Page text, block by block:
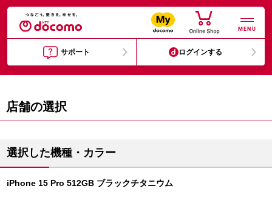
MENU
サポート ログインする
店舗の選択
選択した機種・カラー
iPhone 15 Pro 512GB ブラックチタニウム